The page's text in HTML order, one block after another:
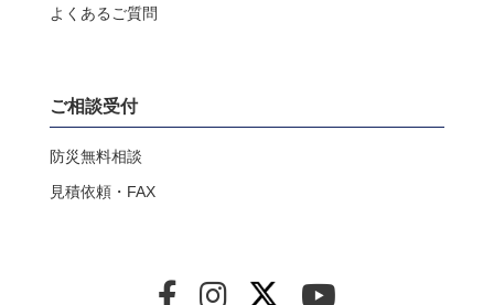
よくあるご質問
ご相談受付
防災無料相談
見積依頼・FAX